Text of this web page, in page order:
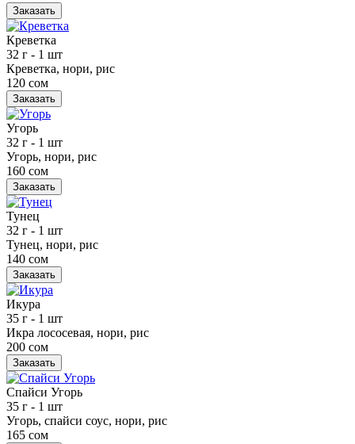
Заказать
Креветка
32 г - 1 шт
Креветка, нори, рис
120 сом
Заказать
Угорь
32 г - 1 шт
Угорь, нори, рис
160 сом
Заказать
Тунец
32 г - 1 шт
Тунец, нори, рис
140 сом
Заказать
Икура
35 г - 1 шт
Икра лососевая, нори, рис
200 сом
Заказать
Спайси Угорь
35 г - 1 шт
Угорь, спайси соус, нори, рис
165 сом